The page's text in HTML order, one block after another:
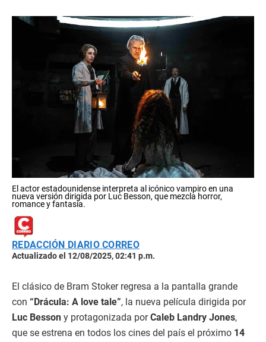
El actor estadounidense interpreta al icónico vampiro en una
nueva versión dirigida por Luc Besson, que mezcla horror,
romance y fantasía.
REDACCIÓN DIARIO CORREO
Actualizado el 12/08/2025, 02:41 p.m.
El clásico de Bram Stoker regresa a la pantalla grande
con “Drácula: A love tale”, la nueva película dirigida por
Luc Besson y protagonizada porCaleb Landry Jones,
que se estrena en todos los cines del país el próximo 14